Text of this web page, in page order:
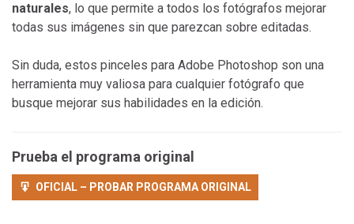
naturales, lo que permite a todos los fotógrafos mejorar
todas sus imágenes sin que parezcan sobre editadas.
Sin duda, estos pinceles para Adobe Photoshop son una
herramienta muy valiosa para cualquier fotógrafo que
busque mejorar sus habilidades en la edición.
Prueba el programa original
OFICIAL – PROBAR PROGRAMA ORIGINAL